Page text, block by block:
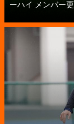
ーハイ メンバー更